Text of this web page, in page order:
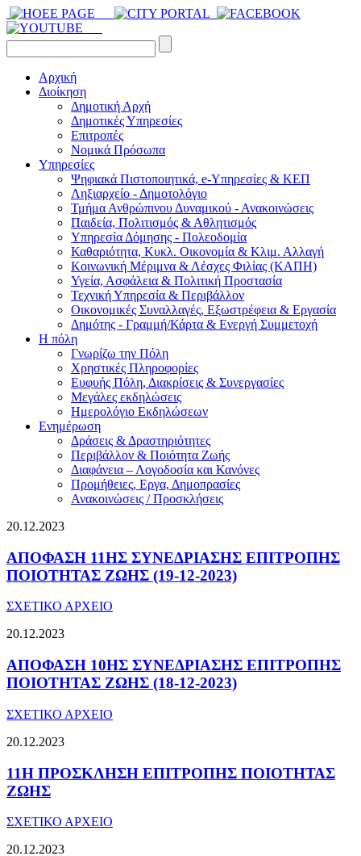
Αρχική
Διοίκηση
Δημοτική Αρχή
Δημοτικές Υπηρεσίες
Επιτροπές
Νομικά Πρόσωπα
Υπηρεσίες
Ψηφιακά Πιστοποιητικά, e-Υπηρεσίες & ΚΕΠ
Ληξιαρχείο - Δημοτολόγιο
Τμήμα Ανθρώπινου Δυναμικού - Ανακοινώσεις
Παιδεία, Πολιτισμός & Αθλητισμός
Υπηρεσία Δόμησης - Πολεοδομία
Καθαριότητα, Κυκλ. Οικονομία & Κλιμ. Αλλαγή
Kοινωνική Μέριμνα & Λέσχες Φιλίας (ΚΑΠΗ)
Υγεία, Ασφάλεια & Πολιτική Προστασία
Τεχνική Υπηρεσία & Περιβάλλον
Οικονομικές Συναλλαγές, Εξωστρέφεια & Εργασία
Δημότης - Γραμμή/Κάρτα & Ενεργή Συμμετοχή
Η πόλη
Γνωρίζω την Πόλη
Χρηστικές Πληροφορίες
Ευφυής Πόλη, Διακρίσεις & Συνεργασίες
Μεγάλες εκδηλώσεις
Ημερολόγιο Εκδηλώσεων
Ενημέρωση
Δράσεις & Δραστηριότητες
Περιβάλλον & Ποιότητα Ζωής
Διαφάνεια – Λογοδοσία και Κανόνες
Προμήθειες, Εργα, Δημοπρασίες
Ανακοινώσεις / Προσκλήσεις
20.12.2023
ΑΠΟΦΑΣΗ 11ΗΣ ΣΥΝΕΔΡΙΑΣΗΣ ΕΠΙΤΡΟΠΗΣ
ΠΟΙΟΤΗΤΑΣ ΖΩΗΣ (19-12-2023)
ΣΧΕΤΙΚΟ ΑΡΧΕΙΟ
20.12.2023
ΑΠΟΦΑΣΗ 10ΗΣ ΣΥΝΕΔΡΙΑΣΗΣ ΕΠΙΤΡΟΠΗΣ
ΠΟΙΟΤΗΤΑΣ ΖΩΗΣ (18-12-2023)
ΣΧΕΤΙΚΟ ΑΡΧΕΙΟ
20.12.2023
11Η ΠΡΟΣΚΛΗΣΗ ΕΠΙΤΡΟΠΗΣ ΠΟΙΟΤΗΤΑΣ
ΖΩΗΣ
ΣΧΕΤΙΚΟ ΑΡΧΕΙΟ
20.12.2023